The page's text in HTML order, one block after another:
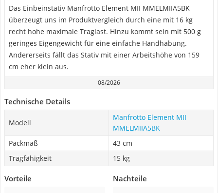
Das Einbeinstativ Manfrotto Element MII MMELMIIA5BK
überzeugt uns im Produktvergleich durch eine mit 16 kg
recht hohe maximale Traglast. Hinzu kommt sein mit 500 g
geringes Eigengewicht für eine einfache Handhabung.
Andererseits fällt das Stativ mit einer Arbeitshöhe von 159
cm eher klein aus.
08/2026
Technische Details
Modell
Manfrotto Element MII
MMELMIIA5BK
Packmaß
43 cm
Tragfähigkeit
15 kg
Vorteile Nachteile